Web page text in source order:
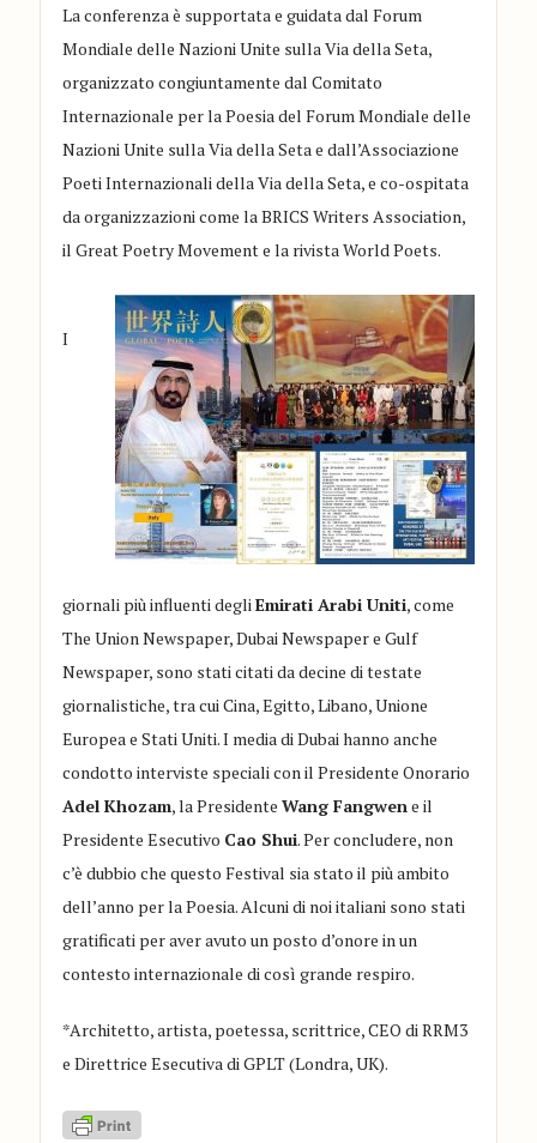
La conferenza è supportata e guidata dal Forum
Mondiale delle Nazioni Unite sulla Via della Seta,
organizzato congiuntamente dal Comitato
Internazionale per la Poesia del Forum Mondiale delle
Nazioni Unite sulla Via della Seta e dall’Associazione
Poeti Internazionali della Via della Seta, e co-ospitata
da organizzazioni come la BRICS Writers Association,
il GreatPoetryMovemente la rivista WorldPoets.
I
giornali più influenti degliEmirati Arabi Uniti, come
The UnionNewspaper, DubaiNewspapereGulf
Newspaper, sono stati citati da decine di testate
giornalistiche, tra cui Cina, Egitto, Libano, Unione
Europea e Stati Uniti. I media di Dubai hanno anche
condotto interviste speciali con il Presidente Onorario
AdelKhozam, la PresidenteWang Fangwene il
Presidente Esecutivo Cao Shui.Per concludere, non
c’è dubbio che questo Festival sia stato il più ambito
dell’anno per la Poesia. Alcuni di noi italiani sono stati
gratificati per aver avuto un posto d’onore in un
contesto internazionale di così grande respiro.
*Architetto,artista, poetessa, scrittrice, CEO di RRM3
e Direttrice Esecutiva di GPLT (Londra,UK).